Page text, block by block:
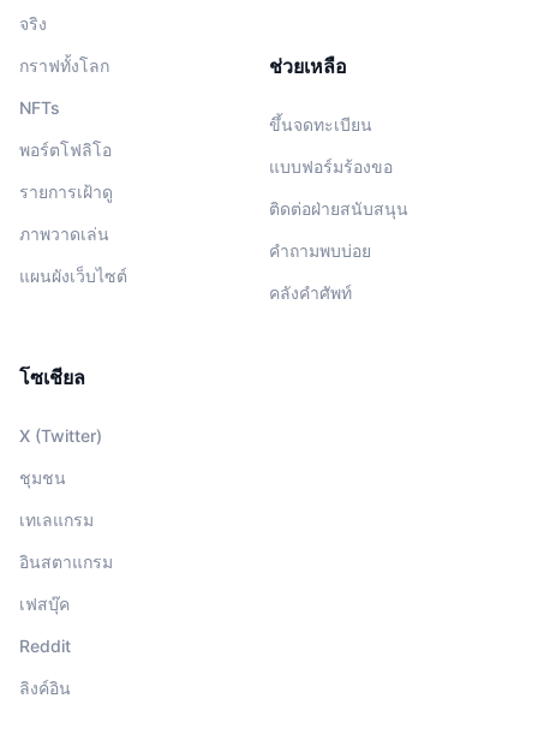
จริง
กราฟทั้งโลก
NFTs
พอร์ตโฟลิโอ
รายการเฝ้าดู
ภาพวาดเล่น
แผนผังเว็บไซต์
ช่วยเหลือ
ขึ้นจดทะเบียน
แบบฟอร์มร้องขอ
ติดต่อฝ่ายสนับสนุน
คำถามพบบ่อย
คลังคำศัพท์
โซเชียล
X (Twitter)
ชุมชน
เทเลแกรม
อินสตาแกรม
เฟสบุ๊ค
Reddit
ลิงค์อิน